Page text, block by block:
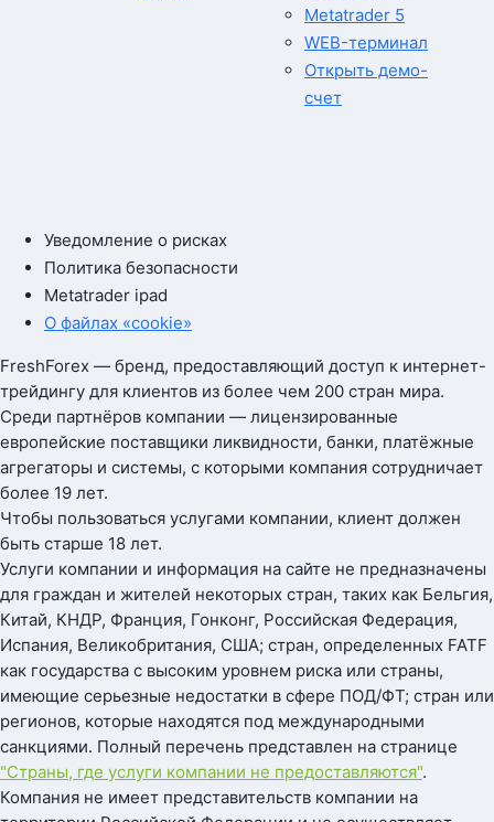
Metatrader 5
WEB-терминал
Открыть демо-
счет
Уведомление о рисках
Политика безопасности
Metatrader ipad
О файлах «cookie»
FreshForex — бренд, предоставляющий доступ к интернет-
трейдингу для клиентов из более чем 200 стран мира.
Среди партнёров компании — лицензированные
европейские поставщики ликвидности, банки, платёжные
агрегаторы и системы, с которыми компания сотрудничает
более 19 лет.
Чтобы пользоваться услугами компании, клиент должен
быть старше 18 лет.
Услуги компании и информация на сайте не предназначены
для граждан и жителей некоторых стран, таких как Бельгия,
Китай, КНДР, Франция, Гонконг, Российская Федерация,
Испания, Великобритания, США; стран, определенных FATF
как государства с высоким уровнем риска или страны,
имеющие серьезные недостатки в сфере ПОД/ФТ; стран или
регионов, которые находятся под международными
санкциями. Полный перечень представлен на странице
"Страны, где услуги компании не предоставляются".
Компания не имеет представительств компании на